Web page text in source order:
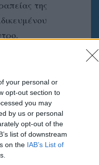
your personal or
opt-out section to
you may
by us or personal
opt-out of the
list of downstream
on the IAB’s List of
της